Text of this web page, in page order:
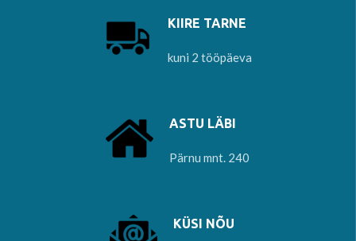
KIIRE TARNE
kuni 2 tööpäeva
ASTU LÄBI
Pärnu mnt. 240
KÜSI NÕU